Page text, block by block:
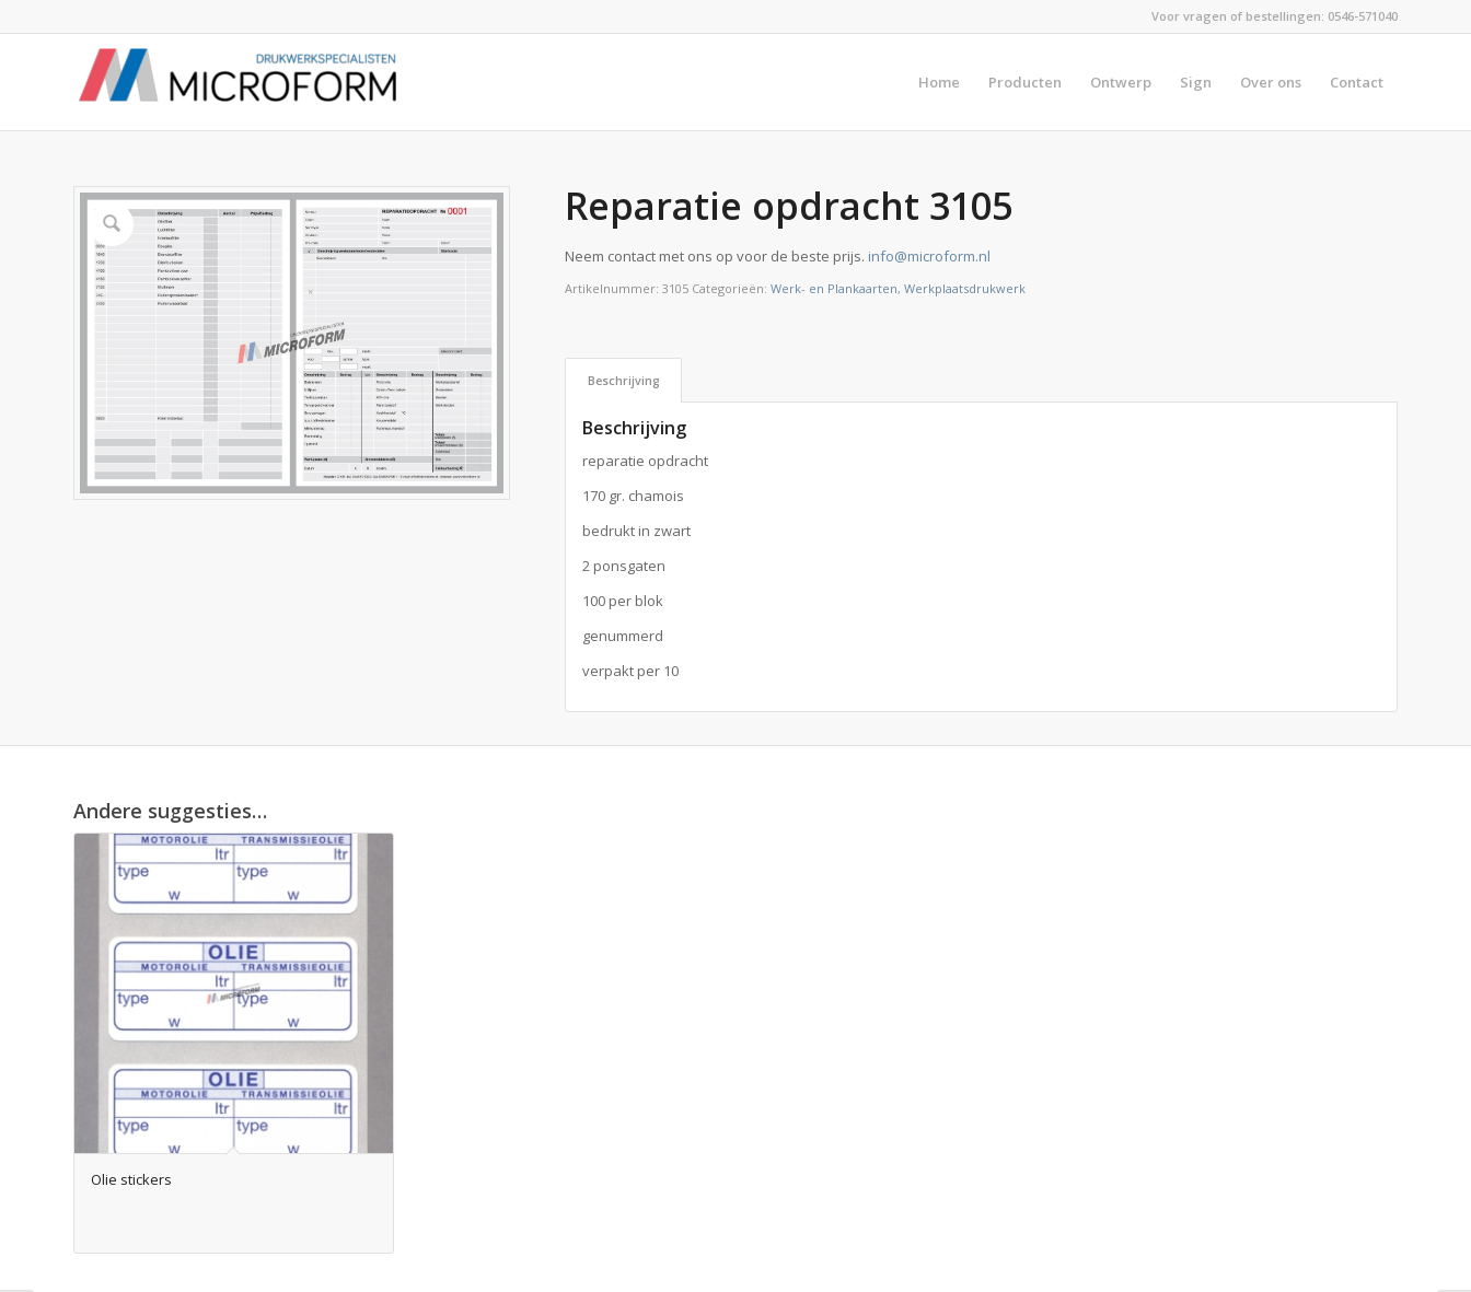
Voor vragen of bestellingen: 0546-571040
Home Producten Ontwerp Sign Over ons Contact
Reparatie opdracht 3105
Neem contact met ons op voor de beste prijs. info@microform.nl
Artikelnummer:3105 Categorieën:Werk- en Plankaarten,Werkplaatsdrukwerk
Beschrijving
Beschrijving
reparatie opdracht
170 gr. chamois
bedrukt in zwart
2 ponsgaten
100 per blok
genummerd
verpakt per 10
Andere suggesties…
Olie stickers